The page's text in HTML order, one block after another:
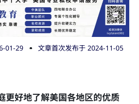
01-29 文章首次发布于 2024-11-05
更好地了解美国各地区的优质